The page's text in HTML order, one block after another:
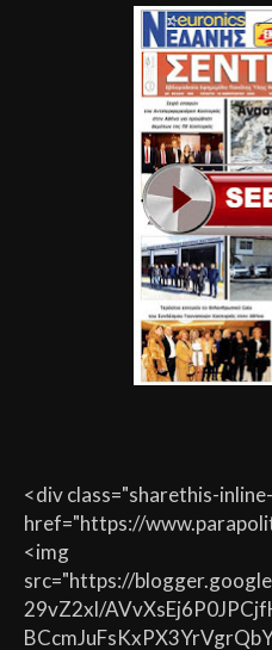
<div class="sharethis-
href="https://
<img
src="https://
29vZ2xl/